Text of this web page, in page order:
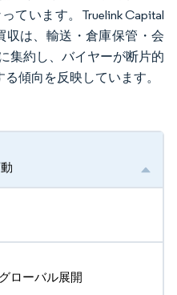
ています。Truelink Capital
収は、輸送・倉庫保管・会
集約し、バイヤーが断片的
傾向を反映しています。
ローバル展開